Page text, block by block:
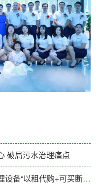
破局污水治理痛点
恒大兴业推出MBR一体化污水处理设备“以租代购+可买断”新模式